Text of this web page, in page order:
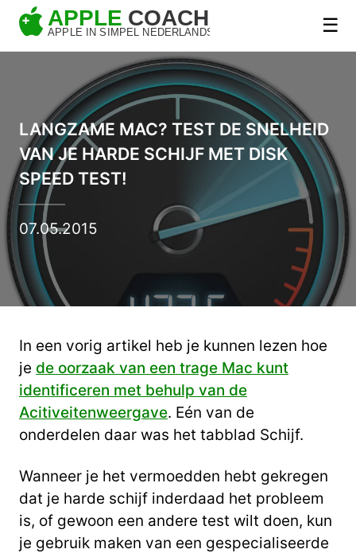
☰
LANGZAME MAC? TEST DE SNELHEID
VAN JE HARDE SCHIJF MET DISK
SPEED TEST!
07.05.2015
In een vorig artikel heb je kunnen lezen hoe
je de oorzaak van een trage Mac kunt
identificeren met behulp van de
Acitiveitenweergave. Eén van de
onderdelen daar was het tabblad Schijf.
Wanneer je het vermoedden hebt gekregen
dat je harde schijf inderdaad het probleem
is, of gewoon een andere test wilt doen, kun
je gebruik maken van een gespecialiseerde